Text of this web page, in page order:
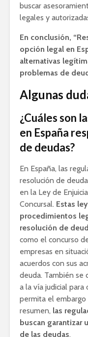
buscar
legales y
En conclusión,
opción legal en
alternativas
problemas de
Algunas
¿Cuáles son
en España
de deudas?
En España, las
resolución de
en la Ley de
Concursal. Estas
procedimientos
resolución de
como el concurso
empresas en
acuerdos con sus
deuda. También se
a la vía judicial
permita el
resumen, las
buscan garantizar
de las deudas.